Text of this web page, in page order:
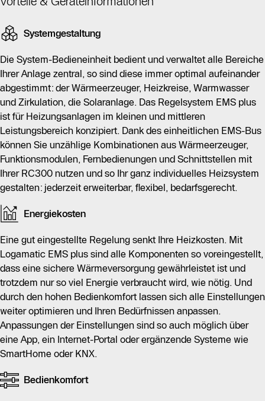
Systemgestaltung
Die System-Bedieneinheit bedient und verwaltet alle Bereiche
Ihrer Anlage zentral, so sind diese immer optimal aufeinander
abgestimmt: der Wärmeerzeuger, Heizkreise, Warmwasser
und Zirkulation, die Solaranlage. Das Regelsystem EMS plus
ist für Heizungsanlagen im kleinen und mittleren
Leistungsbereich konzipiert. Dank des einheitlichen EMS-Bus
können Sie unzählige Kombinationen aus Wärmeerzeuger,
Funktionsmodulen, Fernbedienungen und Schnittstellen mit
Ihrer RC300 nutzen und so Ihr ganz individuelles Heizsystem
gestalten: jederzeit erweiterbar, flexibel, bedarfsgerecht.
Energiekosten
Eine gut eingestellte Regelung senkt Ihre Heizkosten. Mit
Logamatic EMS plus sind alle Komponenten so voreingestellt,
dass eine sichere Wärmeversorgung gewährleistet ist und
trotzdem nur so viel Energie verbraucht wird, wie nötig. Und
durch den hohen Bedienkomfort lassen sich alle Einstellungen
weiter optimieren und Ihren Bedürfnissen anpassen.
Anpassungen der Einstellungen sind so auch möglich über
eine App, ein Internet-Portal oder ergänzende Systeme wie
SmartHome oder KNX.
Bedienkomfort